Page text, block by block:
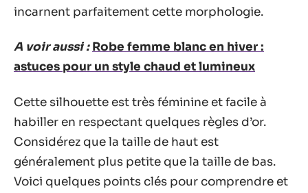
incarnent parfaitement cette morphologie.
A voir aussi : Robe femme blanc en hiver :
astuces pour un style chaud et lumineux
Cette silhouette est très féminine et facile à
habiller en respectant quelques règles d’or.
Considérez que la taille de haut est
généralement plus petite que la taille de bas.
Voici quelques points clés pour comprendre et